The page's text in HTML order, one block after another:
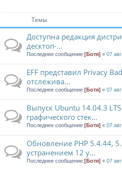
Темы
Доступна редакция
десктоп-...
Последнее сообщение [Ботя] « 07
EFF представил Privacy
отслежива...
Последнее сообщение [Ботя] « 07
Выпуск Ubuntu 14.04.3
графического стек...
Последнее сообщение [Ботя] « 07
Обновление PHP 5.4.44,
устранением 12 у...
Последнее сообщение [Ботя] « 07